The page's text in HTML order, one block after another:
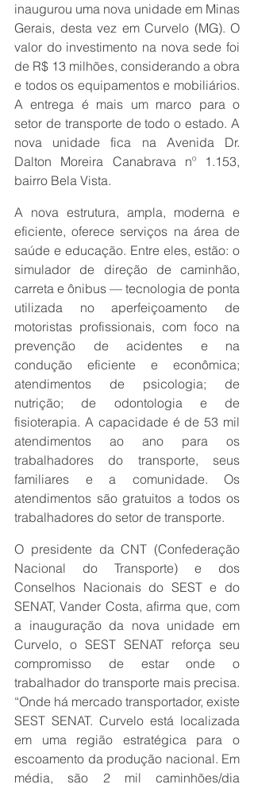
inaugurou uma nova unidade em Minas
Gerais, desta vez em Curvelo (MG). O
valor do investimento na nova sede foi
de R$ 13 milhões, considerando a obra
e todos os equipamentos e mobiliários.
A entrega é mais um marco para o
setor de transporte de todo o estado. A
nova unidade fica na Avenida Dr.
Dalton Moreira Canabrava nº 1.153,
bairro Bela Vista.
A nova estrutura, ampla, moderna e
eficiente, oferece serviços na área de
saúde e educação. Entre eles, estão: o
simulador de direção de caminhão,
carreta e ônibus — tecnologia de ponta
utilizada no aperfeiçoamento de
motoristas profissionais, com foco na
prevenção de acidentes e na
condução eficiente e econômica;
atendimentos de psicologia; de
nutrição; de odontologia e de
fisioterapia. A capacidade é de 53 mil
atendimentos ao ano para os
trabalhadores do transporte, seus
familiares e a comunidade. Os
atendimentos são gratuitos a todos os
trabalhadores do setor de transporte.
O presidente da CNT (Confederação
Nacional do Transporte) e dos
Conselhos Nacionais do SEST e do
SENAT, Vander Costa, afirma que, com
a inauguração da nova unidade em
Curvelo, o SEST SENAT reforça seu
compromisso de estar onde o
trabalhador do transporte mais precisa.
“Onde há mercado transportador, existe
SEST SENAT. Curvelo está localizada
em uma região estratégica para o
escoamento da produção nacional. Em
média, são 2 mil caminhões/dia